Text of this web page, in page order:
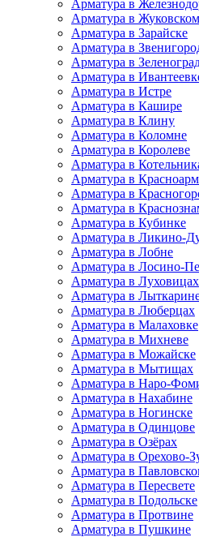
Арматура в
Арматура в Жуковском
Арматура в Зарайске
Арматура в
Арматура в
Арматура в
Арматура в Истре
Арматура в Кашире
Арматура в Клину
Арматура в Коломне
Арматура в Королеве
Арматура в
Арматура в
Арматура в
Арматура в
Арматура в Кубинке
Арматура в Ликино-
Арматура в Лобне
Арматура в Лосино-
Арматура в Луховицах
Арматура в
Арматура в Люберцах
Арматура в Малаховке
Арматура в Михневе
Арматура в Можайске
Арматура в Мытищах
Арматура в Наро-
Арматура в Нахабине
Арматура в Ногинске
Арматура в Одинцове
Арматура в Озёрах
Арматура в Орехово-
Арматура в
Арматура в Пересвете
Арматура в Подольске
Арматура в Протвине
Арматура в Пушкине